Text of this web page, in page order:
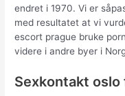
endret i 1970. Vi er
med resul­tatet at vi
escort prague bruke
videre i andre byer i
Sexkontakt